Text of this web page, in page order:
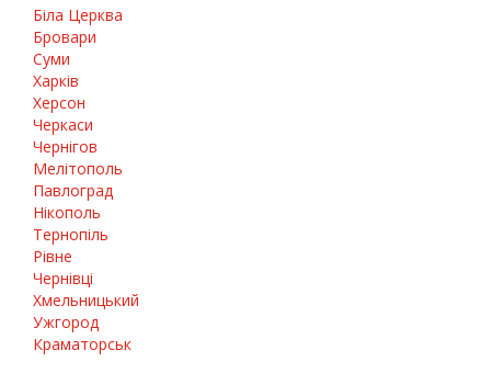
Біла Церква
Бровари
Суми
Харків
Херсон
Черкаси
Чернігов
Мелітополь
Павлоград
Нікополь
Тернопіль
Рівне
Чернівці
Хмельницький
Ужгород
Краматорськ